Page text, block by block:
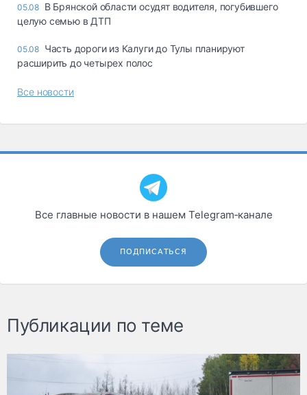
05.08 В Брянской области осудят водителя, погубившего
целую семью в ДТП
05.08 Часть дороги из Калуги до Тулы планируют
расширить до четырех полос
Все новости
Все главные новости в нашем Telegram‑канале
ПОДПИСАТЬСЯ
Публикации по теме